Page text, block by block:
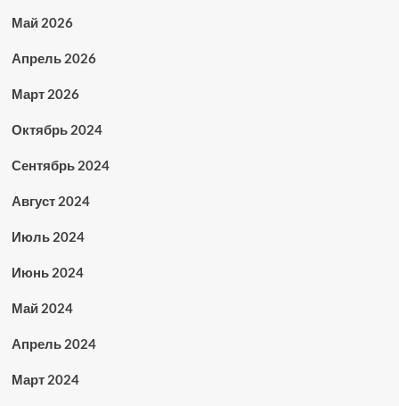
Май 2026
Апрель 2026
Март 2026
Октябрь 2024
Сентябрь 2024
Август 2024
Июль 2024
Июнь 2024
Май 2024
Апрель 2024
Март 2024